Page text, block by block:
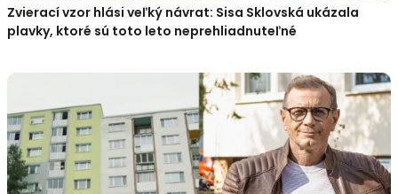
Zvierací vzor hlási veľký návrat: Sisa Sklovská ukázala
plavky, ktoré sú toto leto neprehliadnuteľné